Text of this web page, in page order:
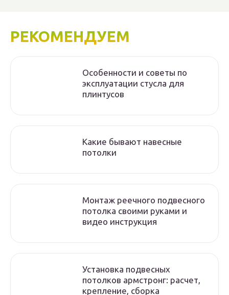
РЕКОМЕНДУЕМ
Особенности и советы по
эксплуатации стусла для
плинтусов
Какие бывают навесные
потолки
Монтаж реечного подвесного
потолка своими руками и
видео инструкция
Установка подвесных
потолков армстронг: расчет,
крепление, сборка